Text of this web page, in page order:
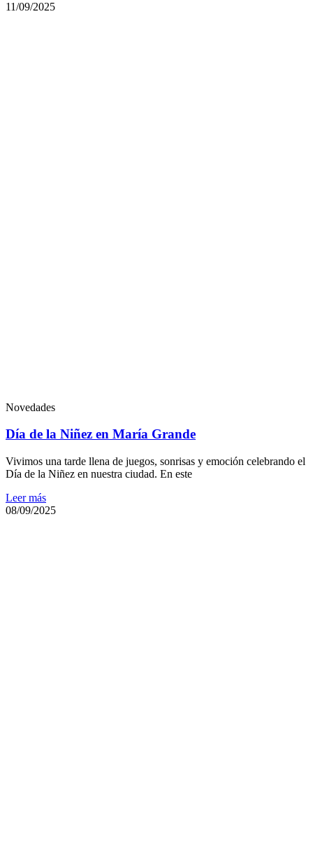
11/09/2025
Novedades
Día de la Niñez en María Grande
Vivimos una tarde llena de juegos, sonrisas y emoción celebrando el
Día de la Niñez en nuestra ciudad. En este
Leer más
08/09/2025